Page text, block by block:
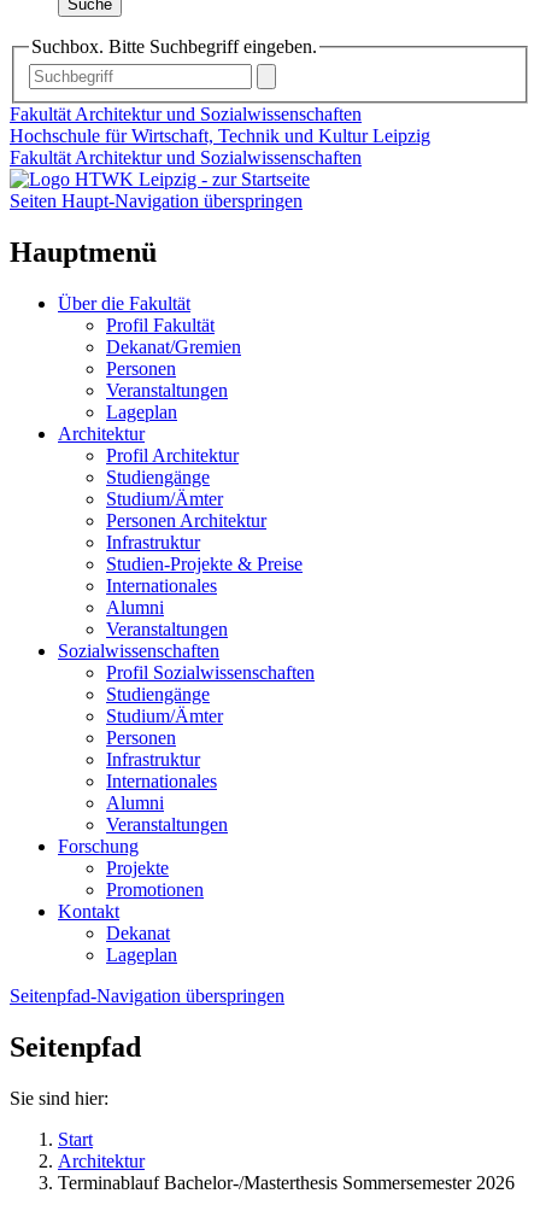
Suche
Suchbox. Bitte Suchbegriff eingeben.
Fakultät Architektur und Sozialwissenschaften
Hochschule für Wirtschaft, Technik und Kultur Leipzig
Fakultät Architektur und Sozialwissenschaften
Seiten Haupt-Navigation überspringen
Hauptmenü
Über die Fakultät
Profil Fakultät
Dekanat/Gremien
Personen
Veranstaltungen
Lageplan
Architektur
Profil Architektur
Studiengänge
Studium/Ämter
Personen Architektur
Infrastruktur
Studien-Projekte & Preise
Internationales
Alumni
Veranstaltungen
Sozialwissenschaften
Profil Sozialwissenschaften
Studiengänge
Studium/Ämter
Personen
Infrastruktur
Internationales
Alumni
Veranstaltungen
Forschung
Projekte
Promotionen
Kontakt
Dekanat
Lageplan
Seitenpfad-Navigation überspringen
Seitenpfad
Sie sind hier:
Start
Architektur
Terminablauf Bachelor-/Masterthesis Sommersemester 2026